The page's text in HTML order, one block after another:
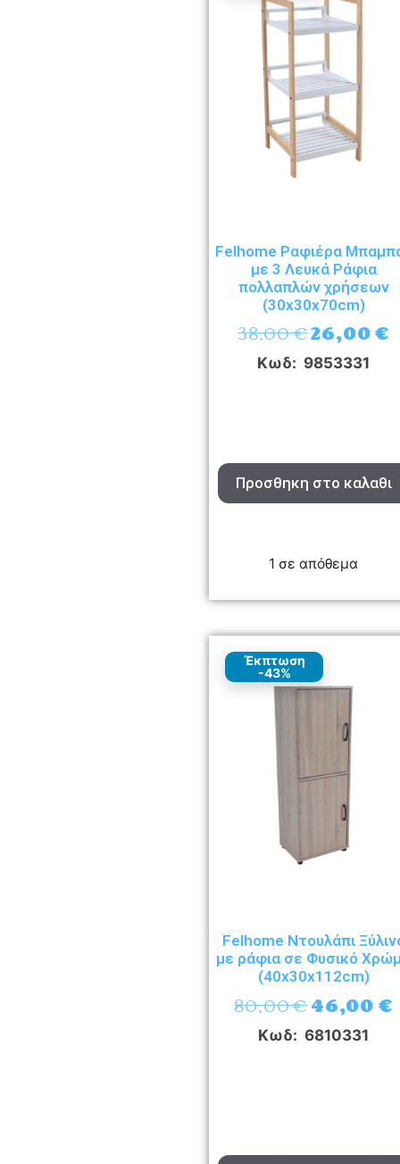
Felhome Ραφιέρα
με 3 Λευκά Ράφια
πολλαπλών χρήσεων
(30x30x70cm)
38,00€26,00€
Κωδ: 9853331
Προσθηκη στο καλαθι
1 σε απόθεμα
Έκπτωση
-43%
Felhome Ντουλάπι
με ράφια σε Φυσικό
(40x30x112cm)
80,00€46,00€
Κωδ: 6810331